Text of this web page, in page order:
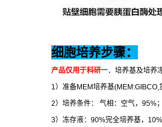
细胞培养步骤：
产品仅用于科研一．培养基及培养
1 ）准备MEM培养基(MEM:GIBCO,
2）培养条件： 气相：空气， 95%
3）冻存液： 90%完全培养基，